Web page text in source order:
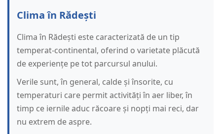
Clima în Rădești
Clima în Rădești este caracterizată de un tip
temperat-continental, oferind o varietate plăcută
de experiențe pe tot parcursul anului.
Verile sunt, în general, calde și însorite, cu
temperaturi care permit activități în aer liber, în
timp ce iernile aduc răcoare și nopți mai reci, dar
nu extrem de aspre.